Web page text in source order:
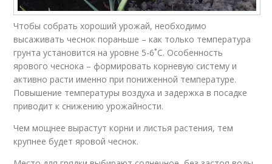
Чтобы собрать хороший урожай, необходимо
высаживать чеснок пораньше – как только температура
грунта установится на уровне 5-6˚С. Особенность
ярового чеснока – формировать корневую систему и
активно расти именно при пониженной температуре.
Повышение температуры воздуха и задержка в посадке
приводит к снижению урожайности.
Чем мощнее вырастут корни и листья растения, тем
крупнее будет яровой чеснок.